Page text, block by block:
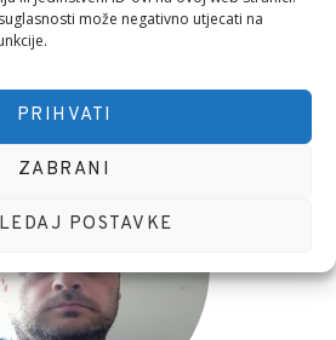
može negativno utjecati na
PRIHVATI
ZABRANI
POSTAVKE